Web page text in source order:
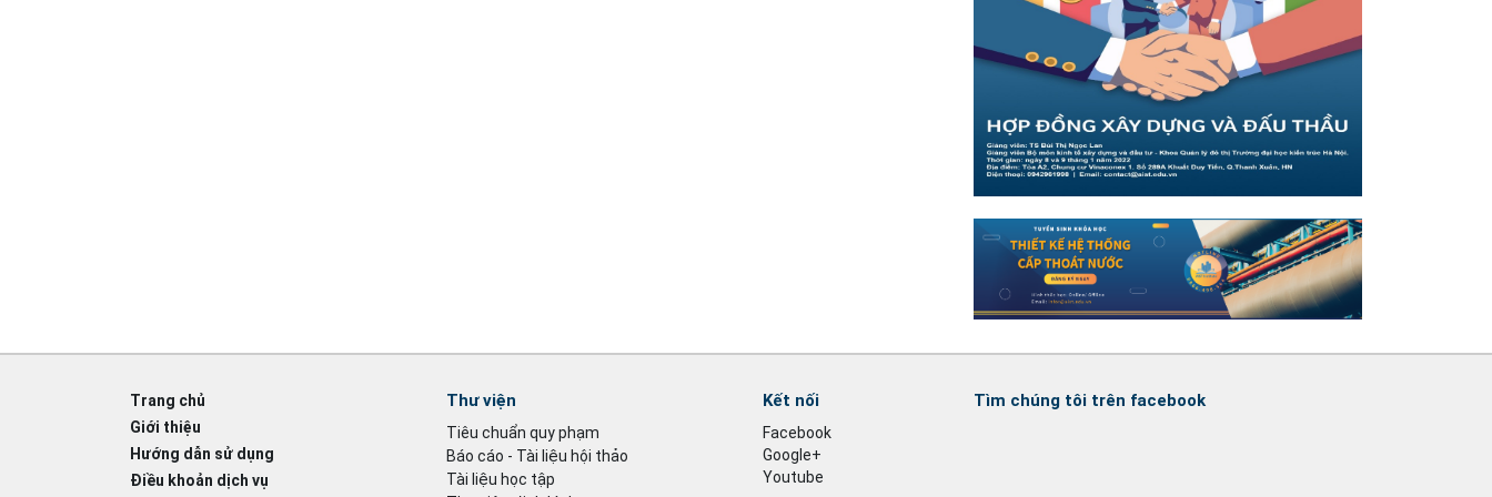
Trang chủ
Giới thiệu
Hướng dẫn sử dụng
Điều khoản dịch vụ
Thư viện
Tiêu chuẩn quy phạm
Báo cáo - Tài liệu hội thảo
Tài liệu học tập
Kết nối
Facebook
Google+
Youtube
Tìm chúng tôi trên facebook